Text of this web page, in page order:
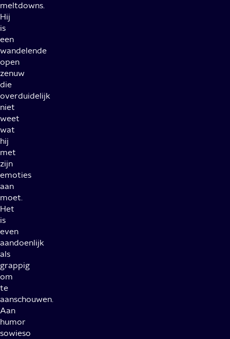
meltdowns.
Hij
is
een
wandelende
open
zenuw
die
overduidelijk
niet
weet
wat
hij
met
zijn
emoties
aan
moet.
Het
is
even
aandoenlijk
als
grappig
om
te
aanschouwen.
Aan
humor
sowieso